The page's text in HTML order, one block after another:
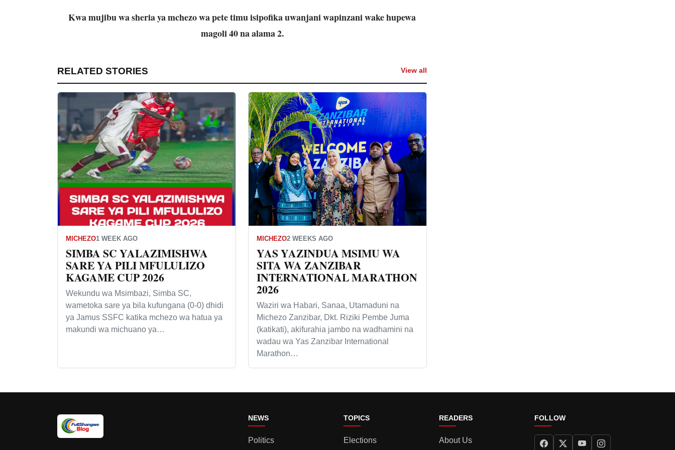
Kwa mujibu wa sheria ya mchezo wa pete timu isipofika uwanjani wapinzani wake hupewa
magoli 40 na alama 2.
RELATED STORIES View all
MICHEZO1 WEEK AGO
SIMBA SC YALAZIMISHWA
SARE YA PILI MFULULIZO
KAGAME CUP 2026
Wekundu wa Msimbazi, Simba SC,
wametoka sare ya bila kufungana (0-0) dhidi
ya Jamus SSFC katika mchezo wa hatua ya
makundi wa michuano ya…
MICHEZO2 WEEKS AGO
YAS YAZINDUA MSIMU WA
SITA WA ZANZIBAR
INTERNATIONAL MARATHON
2026
Waziri wa Habari, Sanaa, Utamaduni na
Michezo Zanzibar, Dkt. Riziki Pembe Juma
(katikati), akifurahia jambo na wadhamini na
wadau wa Yas Zanzibar International
Marathon…
NEWS
Politics
TOPICS
Elections
READERS
About Us
FOLLOW